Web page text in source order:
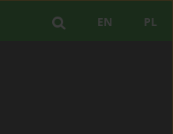
PL
EN